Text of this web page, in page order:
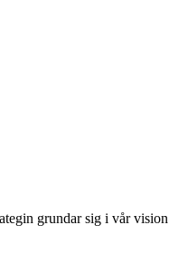
grundar sig i vår